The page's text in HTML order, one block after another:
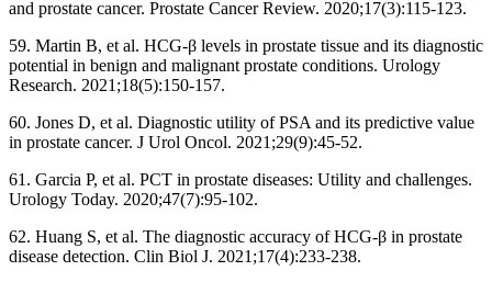
and prostate cancer. Prostate Cancer Review. 2020;17(3):115-123.
59. Martin B, et al. HCG-β levels in prostate tissue and its diagnostic
potential in benign and malignant prostate conditions. Urology
Research. 2021;18(5):150-157.
60. Jones D, et al. Diagnostic utility of PSA and its predictive value
in prostate cancer. J Urol Oncol. 2021;29(9):45-52.
61. Garcia P, et al. PCT in prostate diseases: Utility and challenges.
Urology Today. 2020;47(7):95-102.
62. Huang S, et al. The diagnostic accuracy of HCG-β in prostate
disease detection. Clin Biol J. 2021;17(4):233-238.